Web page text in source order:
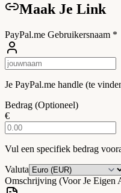
Maak Je Link
PayPal.me Gebruikersnaam *
Je PayPal.me handle (te
Bedrag (Optioneel)
€
Vul een specifiek bedrag
Valuta
Omschrijving (Voor Je Eigen